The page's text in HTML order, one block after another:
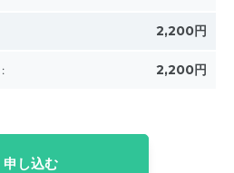
2,200円
: 2,200円
申し込む